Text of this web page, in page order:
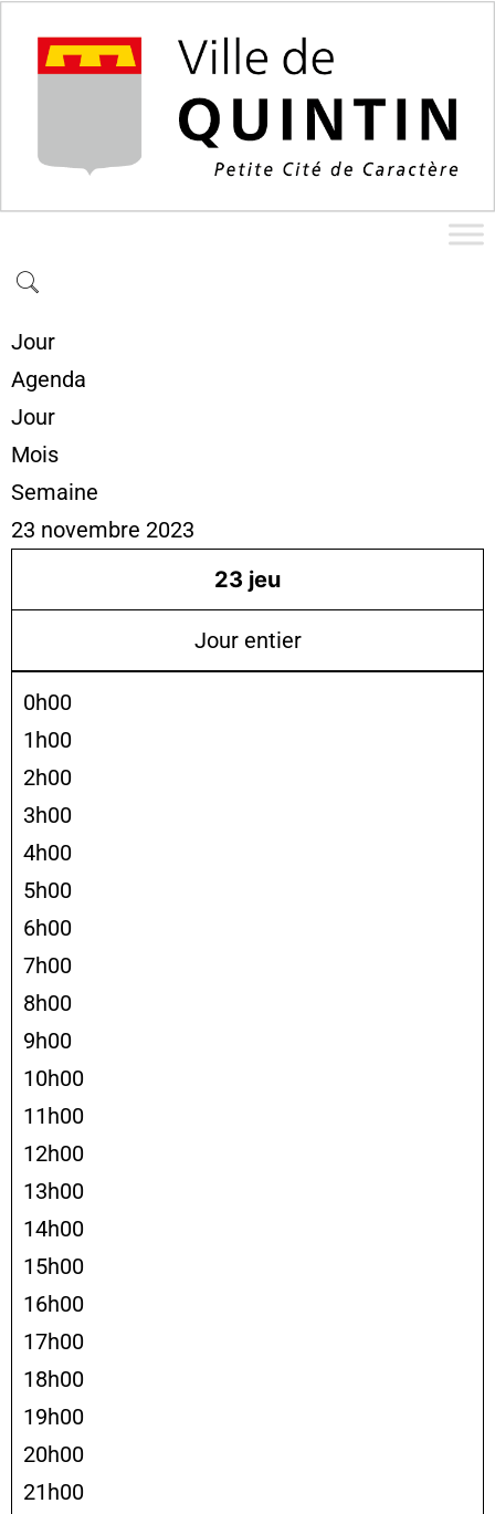
Jour
Agenda
Jour
Mois
Semaine
23 novembre 2023
23 jeu
Jour entier
0h00
1h00
2h00
3h00
4h00
5h00
6h00
7h00
8h00
9h00
10h00
11h00
12h00
13h00
14h00
15h00
16h00
17h00
18h00
19h00
20h00
21h00